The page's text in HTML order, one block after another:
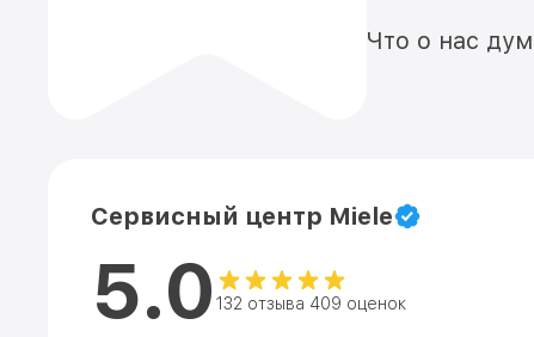
Что о нас
Сервисный центр Miele
5.0 132 отзыва 409 оценок